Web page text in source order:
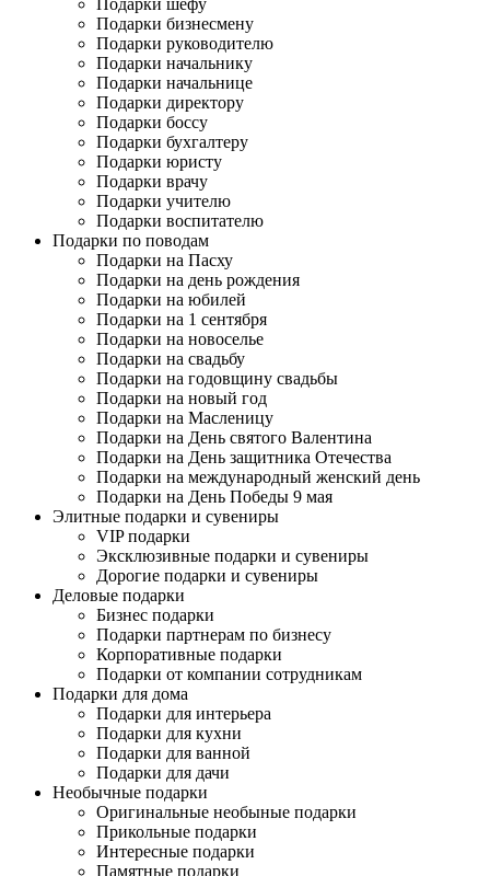
Подарки шефу
Подарки бизнесмену
Подарки руководителю
Подарки начальнику
Подарки начальнице
Подарки директору
Подарки боссу
Подарки бухгалтеру
Подарки юристу
Подарки врачу
Подарки учителю
Подарки воспитателю
Подарки по поводам
Подарки на Пасху
Подарки на день рождения
Подарки на юбилей
Подарки на 1 сентября
Подарки на новоселье
Подарки на свадьбу
Подарки на годовщину свадьбы
Подарки на новый год
Подарки на Масленицу
Подарки на День святого Валентина
Подарки на День защитника Отечества
Подарки на международный женский день
Подарки на День Победы 9 мая
Элитные подарки и сувениры
VIP подарки
Эксклюзивные подарки и сувениры
Дорогие подарки и сувениры
Деловые подарки
Бизнес подарки
Подарки партнерам по бизнесу
Корпоративные подарки
Подарки от компании сотрудникам
Подарки для дома
Подарки для интерьера
Подарки для кухни
Подарки для ванной
Подарки для дачи
Необычные подарки
Оригинальные необыные подарки
Прикольные подарки
Интересные подарки
Памятные подарки